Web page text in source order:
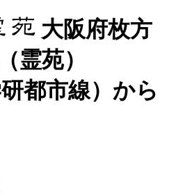
大阪府枚方
霊苑）
都市線）から